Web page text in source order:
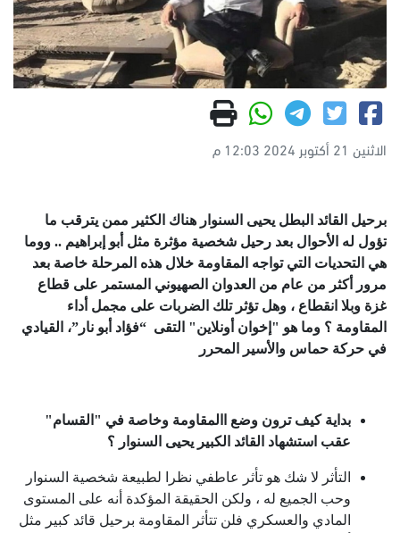
الاثنين 21 أكتوبر 2024 12:03 م
برحيل القائد البطل يحيى السنوار هناك الكثير ممن يترقب ما
تؤول له الأحوال بعد رحيل شخصية مؤثرة مثل أبو إبراهيم .. ووما
هي التحديات التي تواجه المقاومة خلال هذه المرحلة خاصة بعد
مرور أكثر من عام من العدوان الصهيوني المستمر على قطاع
غزة وبلا انقطاع ، وهل تؤثر تلك الضربات على مجمل أداء
المقاومة ؟ وما هو "إخوان أونلاين" التقى “فؤاد أبو نار”، القيادي
في حركة حماس والأسير المحرر
بداية كيف ترون وضع االمقاومة وخاصة في "القسام"
عقب استشهاد القائد الكبير يحيى السنوار ؟
التأثر لا شك هو تأثر عاطفي نظرا لطبيعة شخصية السنوار
وحب الجميع له ، ولكن الحقيقة المؤكدة أنه على المستوى
المادي والعسكري فلن تتأثر المقاومة برحيل قائد كبير مثل